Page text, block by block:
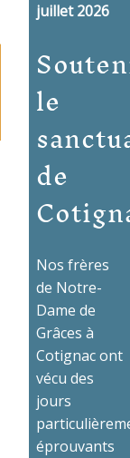
juillet 2026
le
de
Nos frères
de Notre-
Dame de
Grâces à
Cotignac ont
vécu des
jours
éprouvants